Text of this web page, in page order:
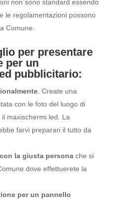
non sono standard essendo
le regolamentazioni possono
Comune.
per presentare
per un
pubblicitario:
. Create una
con le foto del luogo di
maxischermi led. La
farvi preparari il tutto da
la giusta personache si
dove effettuerete la
per un pannello